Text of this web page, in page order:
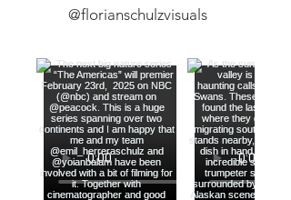
Exclusive Expeditions
@florianschulzvisuals